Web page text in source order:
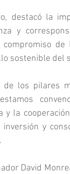
destacó la
y
de
sostenible del
de los pilares
y la
y
David